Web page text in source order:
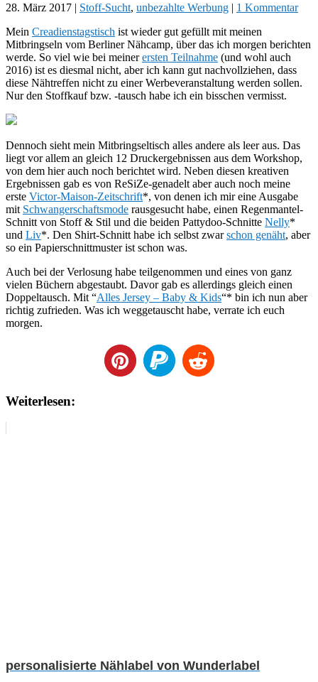
28. März 2017 | Stoff-Sucht, unbezahlte Werbung | 1 Kommentar
Mein Creadienstagstisch ist wieder gut gefüllt mit meinen
Mitbringseln vom Berliner Nähcamp, über das ich morgen berichten
werde. So viel wie bei meinerersten Teilnahme (und wohl auch
2016) ist es diesmal nicht, aber ich kann gut nachvollziehen, dass
diese Nähtreffen nicht zu einer Werbeveranstaltung werden sollen.
Nur den Stoffkauf bzw. -tausch habe ich ein bisschen vermisst.
Dennoch sieht mein Mitbringseltisch alles andere als leer aus. Das
liegt vor allem an gleich 12 Druckergebnissen aus dem Workshop,
von dem hier auch noch berichtet wird. Neben diesen kreativen
Ergebnissen gab es von ReSiZe-genadelt aber auch noch meine
erste Victor-Maison-Zeitschrift*, von denen ich mir eine Ausgabe
mit Schwangerschaftsmode rausgesucht habe, einen Regenmantel-
Schnitt von Stoff & Stil und die beiden Pattydoo-Schnitte Nelly*
und Liv*. Den Shirt-Schnitt habe ich selbst zwarschon genäht, aber
so ein Papierschnittmuster ist schon was.
Auch bei der Verlosung habe teilgenommen und eines von ganz
vielen Büchern abgestaubt. Davor gab es allerdings gleich einen
Doppeltausch. Mit “Alles Jersey – Baby & Kids“* bin ich nun aber
richtig zufrieden. Was ich weggetauscht habe, verrate ich euch
morgen.
Weiterlesen:
personalisierte Nählabel von Wunderlabel